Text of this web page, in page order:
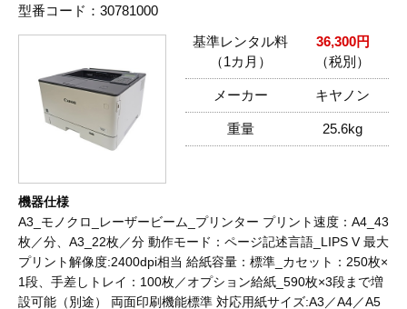
型番コード：30781000
基準レンタル料
（1カ月）
36,300円
（税別）
メーカー キヤノン
重量 25.6kg
機器仕様
A3_モノクロ_レーザービーム_プリンター プリント速度：A4_43
枚／分、A3_22枚／分 動作モード：ページ記述言語_LIPS V 最大
プリント解像度:2400dpi相当 給紙容量：標準_カセット：250枚×
1段、手差しトレイ：100枚／オプション給紙_590枚×3段まで増
設可能（別途） 両面印刷機能標準 対応用紙サイズ:A3／A4／A5